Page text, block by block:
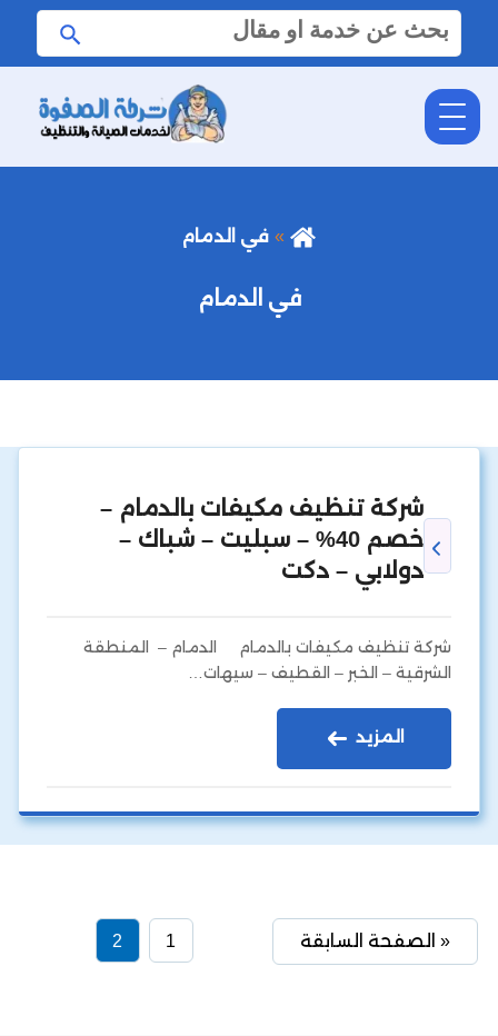
البحث
عن:
في الدمام
في الدمام
شركة تنظيف مكيفات بالدمام –
خصم 40% – سبليت – شباك –
دولابي – دكت
شركة تنظيف مكيفات بالدمام الدمام – المنطقة
الشرقية – الخبر – القطيف – سيهات…
المزيد
« الصفحة السابقة 1
2